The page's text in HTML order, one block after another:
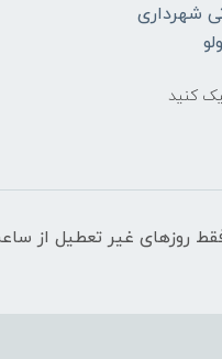
شهرداری
کنید